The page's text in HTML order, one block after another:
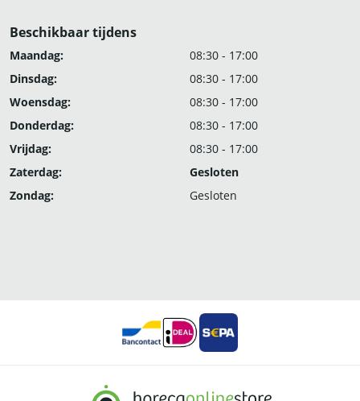
Beschikbaar tijdens
Maandag:
08:30 - 17:00
Dinsdag:
08:30 - 17:00
Woensdag:
08:30 - 17:00
Donderdag:
08:30 - 17:00
Vrijdag:
08:30 - 17:00
Zaterdag:
Gesloten
Zondag:
Gesloten